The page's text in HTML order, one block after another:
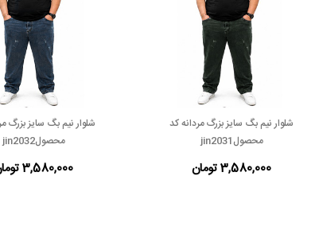
شلوار نیم بگ سایز بزرگ
محصولjin2032
3,580,000 تومان
شلوار نیم بگ سایز بزرگ مردانه کد
محصولjin2031
3,580,000 تومان